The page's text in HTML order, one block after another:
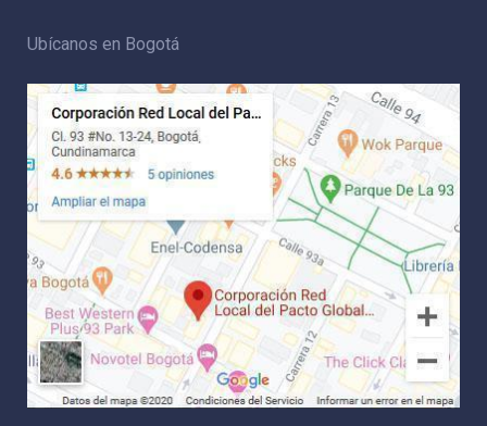
Ubícanos en Bogotá